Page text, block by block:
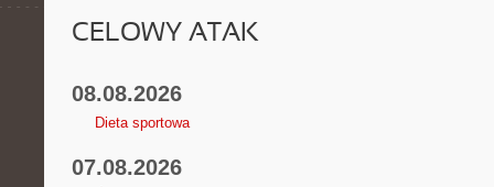
CELOWY ATAK
08.08.2026
Dieta sportowa
07.08.2026